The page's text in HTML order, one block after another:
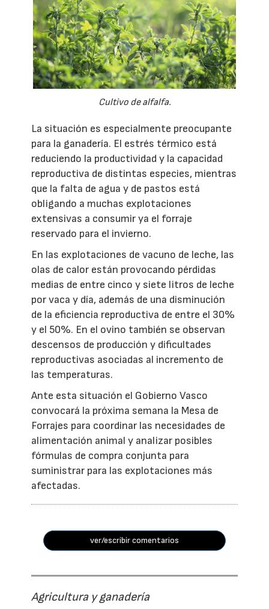
Cultivo de alfalfa.
La situación es especialmente preocupante
para la ganadería. El estrés térmico está
reduciendo la productividad y la capacidad
reproductiva de distintas especies, mientras
que la falta de agua y de pastos está
obligando a muchas explotaciones
extensivas a consumir ya el forraje
reservado para el invierno.
En las explotaciones de vacuno de leche, las
olas de calor están provocando pérdidas
medias de entre cinco y siete litros de leche
por vaca y día, además de una disminución
de la eficiencia reproductiva de entre el 30%
y el 50%. En el ovino también se observan
descensos de producción y dificultades
reproductivas asociadas al incremento de
las temperaturas.
Ante esta situación el Gobierno Vasco
convocará la próxima semana la Mesa de
Forrajes para coordinar las necesidades de
alimentación animal y analizar posibles
fórmulas de compra conjunta para
suministrar para las explotaciones más
afectadas.
ver/escribir comentarios
Agricultura y ganadería